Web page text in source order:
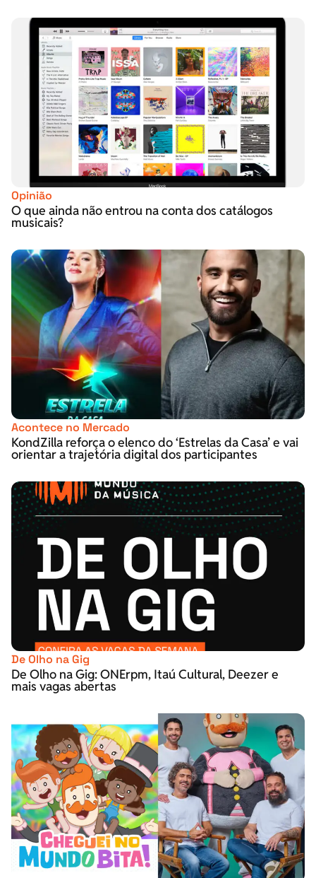
Opinião
O que ainda não entrou na conta dos catálogos
musicais?
Acontece no Mercado
KondZilla reforça o elenco do ‘Estrelas da Casa’ e vai
orientar a trajetória digital dos participantes
De Olho na Gig
De Olho na Gig: ONErpm, Itaú Cultural, Deezer e
mais vagas abertas